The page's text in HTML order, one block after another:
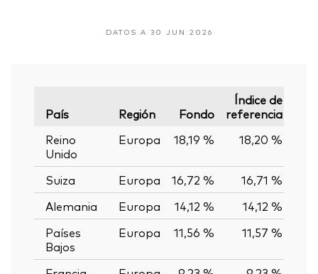
DATOS A 30 JUN 2026
País Región Fondo
Índice de
referencia
Reino
Unido
Europa 18,19 % 18,20 %
Suiza Europa 16,72 % 16,71 %
Alemania
Europa 14,12 % 14,12 %
Países
Bajos
Europa 11,56 % 11,57 %